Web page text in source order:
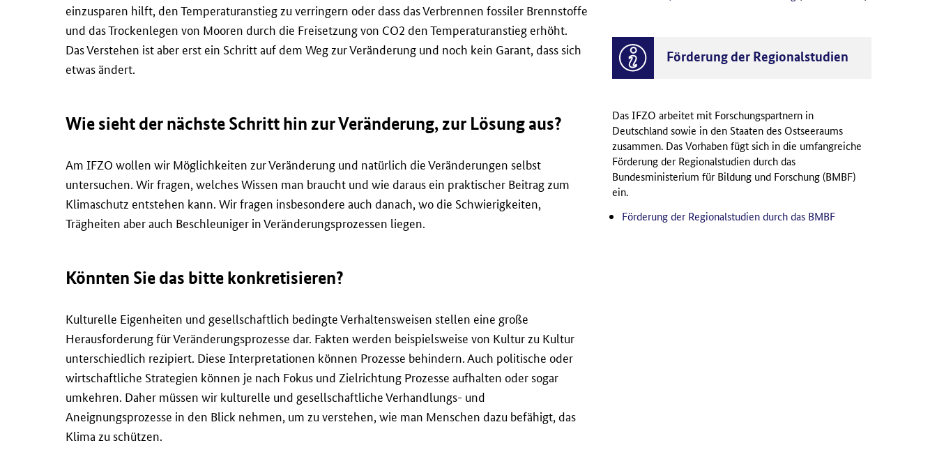
einzusparen hilft, den Temperaturanstieg zu verringern oder dass das Verbrennen fossiler Brennstoffe
und das Trockenlegen von Mooren durch die Freisetzung von CO2 den Temperaturanstieg erhöht.
Das Verstehen ist aber erst ein Schritt auf dem Weg zur Veränderung und noch kein Garant, dass sich
etwas ändert.
Wie sieht der nächste Schritt hin zur Veränderung, zur Lösung aus?
Am IFZO wollen wir Möglichkeiten zur Veränderung und natürlich die Veränderungen selbst
untersuchen. Wir fragen, welches Wissen man braucht und wie daraus ein praktischer Beitrag zum
Klimaschutz entstehen kann. Wir fragen insbesondere auch danach, wo die Schwierigkeiten,
Trägheiten aber auch Beschleuniger in Veränderungsprozessen liegen.
Könnten Sie das bitte konkretisieren?
Kulturelle Eigenheiten und gesellschaftlich bedingte Verhaltensweisen stellen eine große
Herausforderung für Veränderungsprozesse dar. Fakten werden beispielsweise von Kultur zu Kultur
unterschiedlich rezipiert. Diese Interpretationen können Prozesse behindern. Auch politische oder
wirtschaftliche Strategien können je nach Fokus und Zielrichtung Prozesse aufhalten oder sogar
umkehren. Daher müssen wir kulturelle und gesellschaftliche Verhandlungs- und
Aneignungsprozesse in den Blick nehmen, um zu verstehen, wie man Menschen dazu befähigt, das
Klima zu schützen.
Förderung der Regionalstudien
Das IFZO arbeitet mit Forschungspartnern in
Deutschland sowie in den Staaten des Ostseeraums
zusammen. Das Vorhaben fügt sich in die umfangreiche
Förderung der Regionalstudien durch das
Bundesministerium für Bildung und Forschung (BMBF)
ein.
Förderung der Regionalstudien durch das BMBF